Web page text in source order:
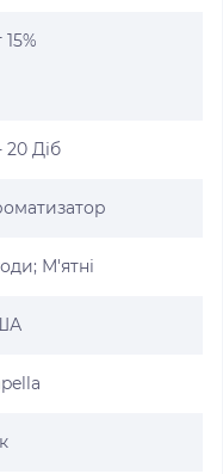
20 Діб
М'ятні